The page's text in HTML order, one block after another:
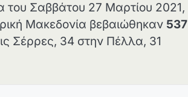
του Σαββάτου 27 Μαρτίου 2021,
Μακεδονία βεβαιώθηκαν 537
Σέρρες, 34 στην Πέλλα, 31